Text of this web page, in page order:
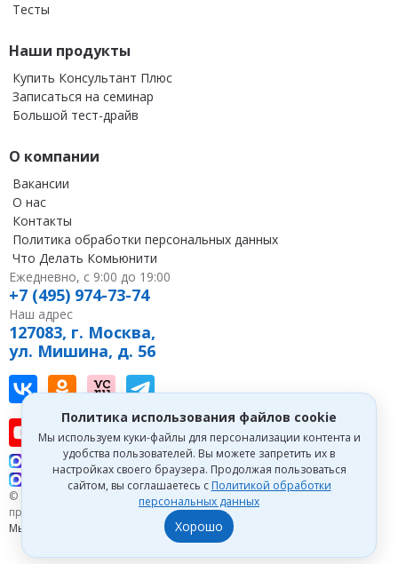
Политика использования файлов cookie
Мы используем куки-файлы для персонализации контента и
удобства пользователей. Вы можете запретить их в
настройках своего браузера. Продолжая пользоваться
сайтом, вы соглашаетесь с Политикой обработки
персональных данных
Хорошо
Тесты
Наши продукты
Купить Консультант Плюс
Записаться на семинар
Большой тест-драйв
О компании
Вакансии
О нас
Контакты
Политика обработки персональных данных
Что Делать Комьюнити
Ежедневно, с 9:00 до 19:00
+7 (495) 974-73-74
Наш адрес
127083, г. Москва,
ул. Мишина, д. 56
Наш канал в Вконтакте
Наш канал на youtube
Наша группа в однокласниках
Наш канал в tenchat
Наш канал на vc
Наш профиль на дзен
Наш канал в Telegram
Что делать Консалт
Что делать Экспертум
© 1993—2026 Первый Дом Консалтинга «Что делать Консалт». Все
права защищены.
Мы зарегистрированы на
Портале поставщиков